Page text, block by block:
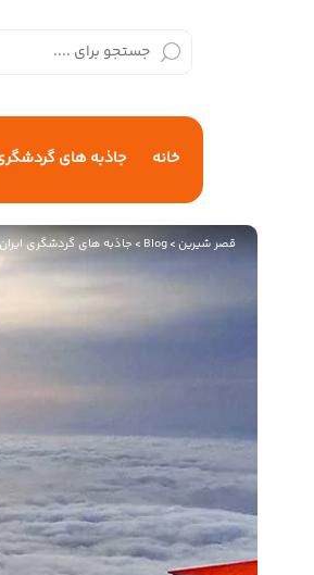
خانه جاذبه های
قصر شیرین>
Blog
> جاذبه های گردشگری ایران